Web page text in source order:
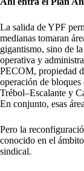
La salida de YPF
medianas tomaran
gigantismo, sino de
operativa y
PECOM, propiedad
operación de
Trébol–Escalante y
En conjunto, esas
Pero la
conocido en el
sindical.